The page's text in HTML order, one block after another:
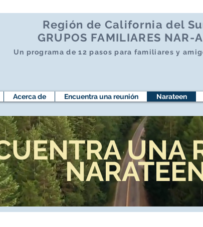
Región de California del
GRUPOS FAMILIARES NAR-
Un programa de 12 pasos para familiares y
Acerca de Encuentra una reunión Narateen
UNA